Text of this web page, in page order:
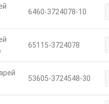
6460-3724078-10
65115-3724078
53605-3724548-30